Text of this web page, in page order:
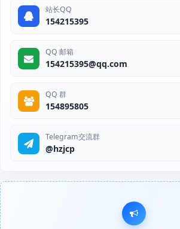
站长QQ
154215395
QQ 邮箱
154215395@qq.com
QQ 群
154895805
Telegram交流群
@hzjcp